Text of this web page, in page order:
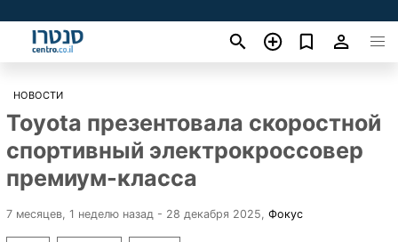
НОВОСТИ
Toyota презентовала скоростной
спортивный электрокроссовер
премиум-класса
7 месяцев, 1 неделю назад - 28 декабря 2025 Фокус